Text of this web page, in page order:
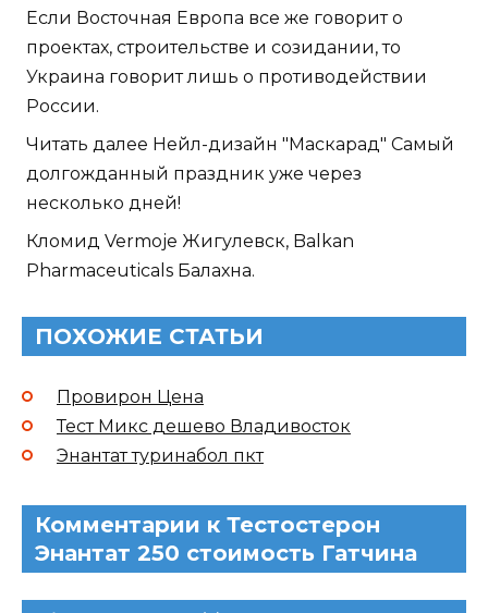
Если Восточная Европа все же говорит о
проектах, строительстве и созидании, то
Украина говорит лишь о противодействии
России.
Читать далее Нейл-дизайн "Маскарад" Самый
долгожданный праздник уже через
несколько дней!
Кломид Vermoje Жигулевск, Balkan
Pharmaceuticals Балахна.
ПОХОЖИЕ СТАТЬИ
Провирон Цена
Тест Микс дешево Владивосток
Энантат туринабол пкт
Комментарии к Тестостерон
Энантат 250 стоимость Гатчина